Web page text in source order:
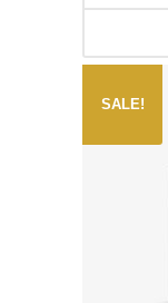
SALE!